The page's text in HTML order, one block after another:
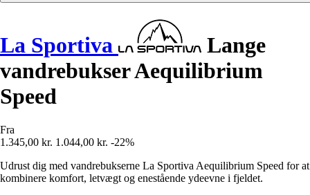
La Sportiva
Lange
vandrebukser Aequilibrium
Speed
Fra
1.345,00 kr. 1.044,00 kr. -22%
Udrust dig med vandrebukserne La Sportiva Aequilibrium Speed for at
kombinere komfort, letvægt og enestående ydeevne i fjeldet.